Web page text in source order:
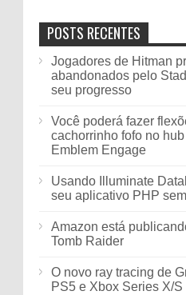
POSTS RECENTES
Jogadores de Hitman
abandonados pelo
seu progresso
Você poderá fazer
cachorrinho fofo no
Emblem Engage
Usando Illuminate
seu aplicativo PHP
Amazon está
Tomb Raider
O novo ray tracing de
PS5 e Xbox Series X/